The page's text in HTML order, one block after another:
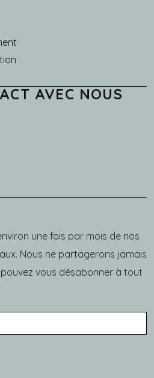
AVEC NOUS
une fois par mois de nos
Nous ne partagerons jamais
vous désabonner à tout